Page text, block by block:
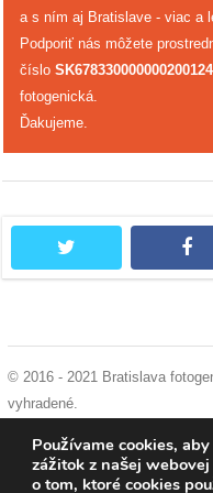
dobrá
prax
práca
odkazy
videá
vychádzky
knihy
a s ním aj Bratislave - viac a
Podporiť nás môžete
číslo
fotogenická.
Ďakujeme.
© 2016 - 2021 Bratislava
vyhradené.
cookies
Používame cookies,
zážitok z našej
o tom, ktoré cookies